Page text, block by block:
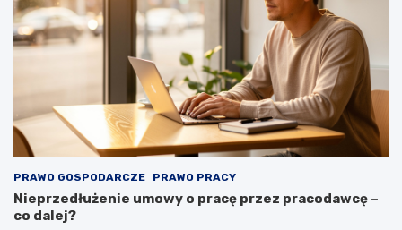
PRAWO GOSPODARCZE PRAWO PRACY
Nieprzedłużenie umowy o pracę przez pracodawcę –
co dalej?